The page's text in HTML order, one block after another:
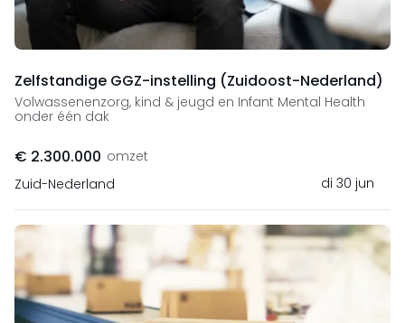
Zelfstandige GGZ-instelling (Zuidoost-Nederland)
Volwassenenzorg, kind & jeugd en Infant Mental Health
onder één dak
€ 2.300.000 omzet
Zuid-Nederland
di 30 jun